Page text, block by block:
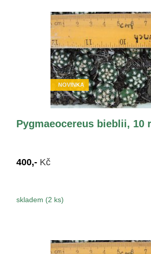
NOVINKA
Pygmaeocereus bieblii, 10
400,- Kč
skladem (2 ks)